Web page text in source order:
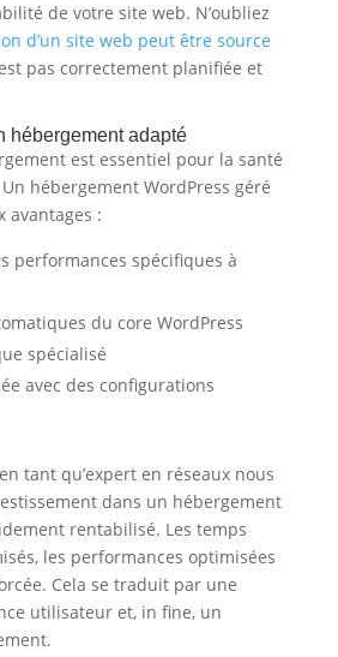
de votre site web. N’oubliez
d’un site web peut être source
pas correctement planifiée et
hébergement adapté
est essentiel pour la santé
hébergement WordPress géré
avantages :
performances spécifiques à
du core WordPress
spécialisé
avec des configurations
tant qu’expert en réseaux nous
dans un hébergement
rentabilisé. Les temps
les performances optimisées
Cela se traduit par une
utilisateur et, in fine, un